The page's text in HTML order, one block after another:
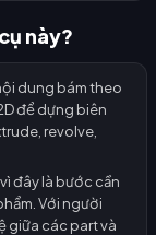
này?
dung bám theo
để dựng biên
revolve,
đây là bước cần
Với người
giữa các part và